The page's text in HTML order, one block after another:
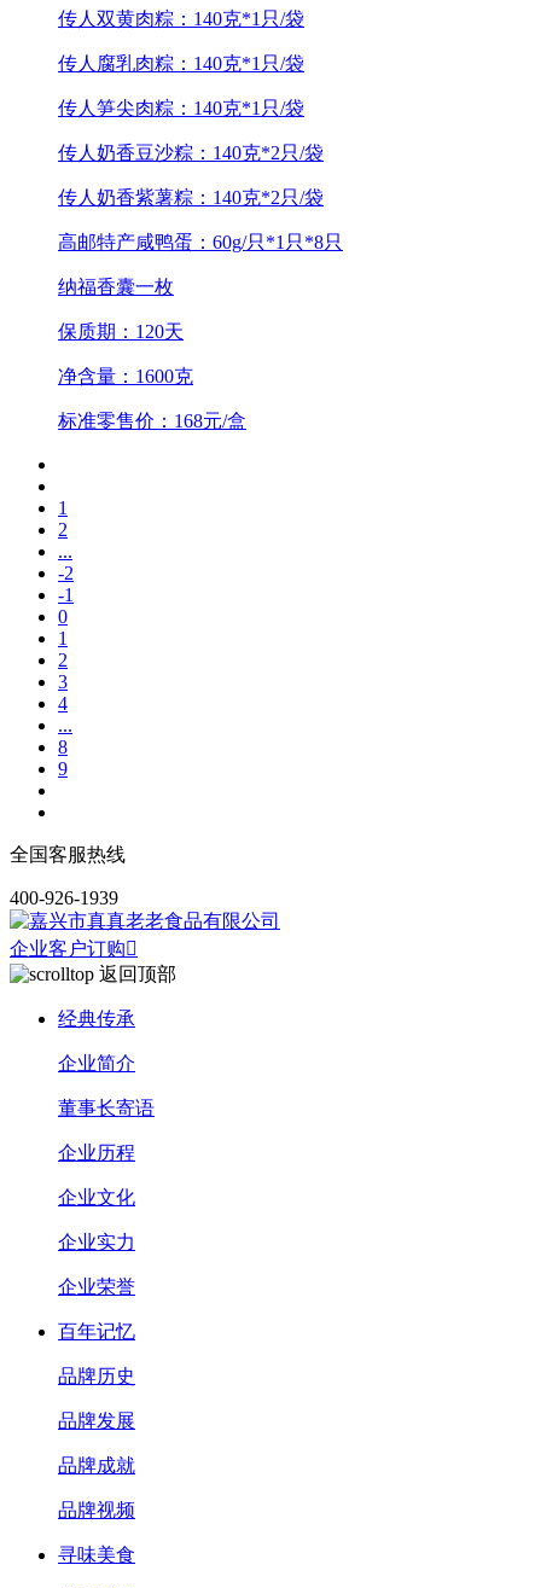
传人双黄肉粽：140克*1只/袋
传人腐乳肉粽：140克*1只/袋
传人笋尖肉粽：140克*1只/袋
传人奶香豆沙粽：140克*2只/袋
传人奶香紫薯粽：140克*2只/袋
高邮特产咸鸭蛋：60g/只*1只*8只
纳福香囊一枚
保质期：120天
净含量：1600克
标准零售价：168元/盒
1
2
...
-2
-1
0
1
2
3
4
...
8
9
全国客服热线
400-926-1939
企业客户订购
返回顶部
经典传承
企业简介
董事长寄语
企业历程
企业文化
企业实力
企业荣誉
百年记忆
品牌历史
品牌发展
品牌成就
品牌视频
寻味美食